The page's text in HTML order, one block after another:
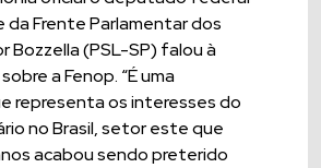
da Frente Parlamentar dos
Bozzella (PSL-SP) falou à
a Fenop. “É uma
representa os interesses do
no Brasil, setor este que
acabou sendo preterido